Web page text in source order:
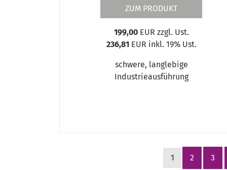
Rohr- und Profilendenschleifmaschinen
Tellerschleifmaschinen
Zweiband-Schleifmaschinen
ZUM PRODUKT
199,00EUR zzgl. Ust.
236,81 EUR inkl. 19% Ust.
schwere, langlebige
Industrieausführung
1 2 3